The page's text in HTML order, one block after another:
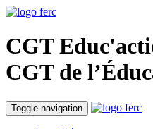
CGT
CGT de
Toggle navigation